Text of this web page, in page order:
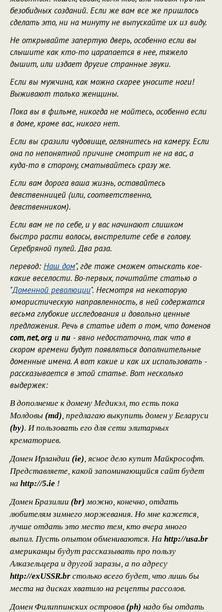
безобидных созданий. Если же вам все же пришлось
сделать это, ни на минуту не выпускайте их из виду.
Hе открывайте запертую дверь, особенно если вы
слышите как кто-то царапается в нее, тяжело
дышит, или издает другие странные звуки.
Если вы мужчина, как можно скорее уносите ноги!
Выживают только женщины.
Пока вы в фильме, никогда не мойтесь, особенно если
в доме, кроме вас, никого нет.
Если вы сразили чудовище, оглянитесь на камеру. Если
она по непонятной причине смотрит не на вас, а
куда-то в сторону, сматывайтесь сразу же.
Если вам дорога ваша жизнь, оставайтесь
девственницей (или, соответственно,
девственником).
Если вам не по себе, и у вас начинают слишком
быстро расти волосы, выстрелите себе в голову.
Серебряной пулей. Два раза.
перевод: Наш дом", где тоже сможем отыскать кое-
какие веселости. Во-первых, почитайте статью о
"Доменной революции". Несмотря на некоторую
юмористическую направленность, в ней содержатся
весьма глубокие исследования и довольно ценные
предложения. Речь в статье идет о том, что доменов
com, net, org и nu - явно недостаточно, так что в
скором времени будут появляться дополнительные
доменные имена. А вот какие и как их использовать -
рассказывается в этой статье. Вот несколько
выдержек:
В дополнение к домену Медикэл, то есть пока
Молдовы (md), предлагаю выкупить домен у Беларуси
(by). И пользовать его для сети элитарных
крематориев.
Домен Ирландии (ie), ясное дело купит Майкрософт.
Представляете, какой запоминающийся сайт будет
на http://5.ie !
Домен Бразилии (br) можно, конечно, отдать
любителям зимнего моржевания. Но мне кажется,
лучше отдать это место тем, кто вчера много
выпил. Пусть опытом обмениваются. На http://usa.br
американцы будут рассказывать про пользу
Алказельцера и другой заразы, а по адресу
http://exUSSR.br столько всего будет, что лишь бы
места на дисках хватило на рецепты рассолов.
Домен Филиппинских островов (ph) надо бы отдать